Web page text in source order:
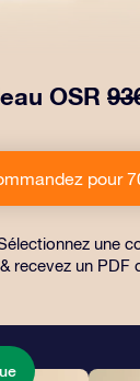
OSR
une
des
un cadeau
à vos
pour
une
recevez un PDF